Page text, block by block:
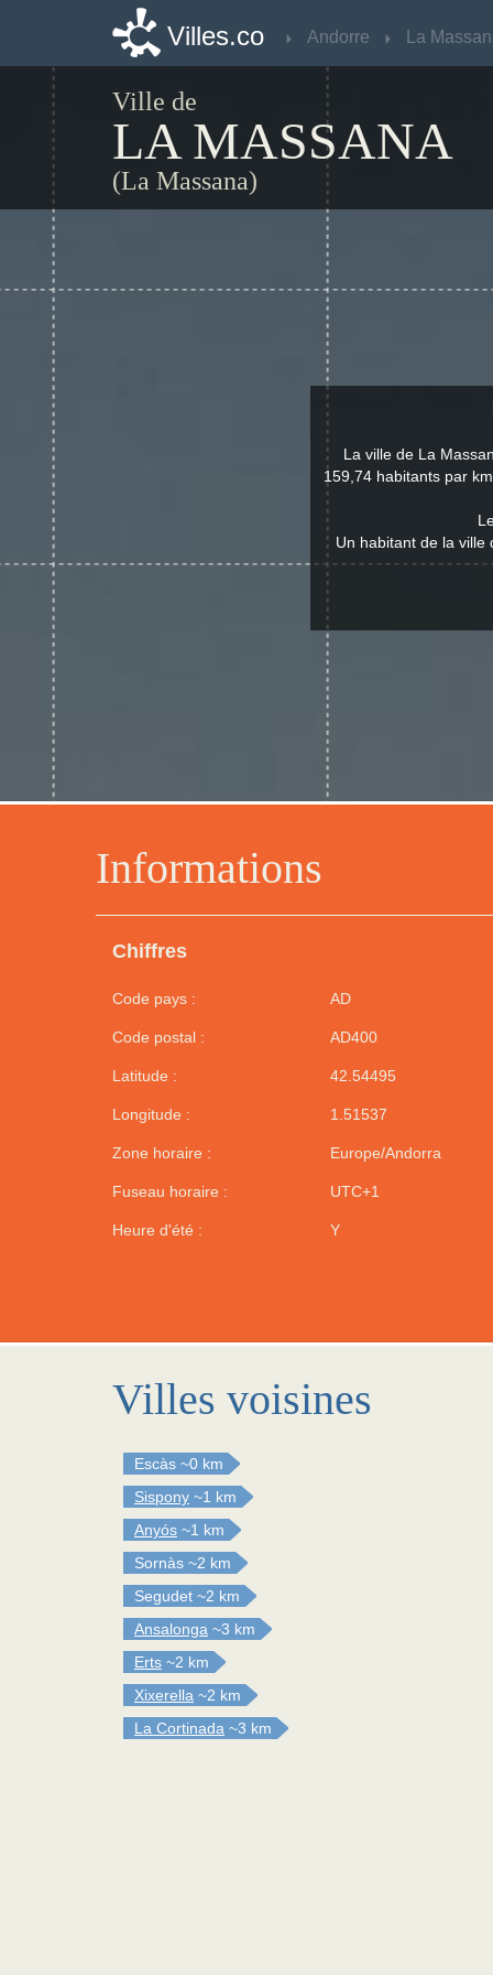
Villes.co Andorre La
Ville de
LA MASSANA
(La Massana)
Informations
Chiffres
Code pays : AD
Code postal : AD400
Latitude : 42.54495
Longitude : 1.51537
Zone horaire : Europe/Andorra
Fuseau horaire : UTC+1
Heure d'été : Y
La ville de La
159,74 habitants par
Un habitant de la ville
Villes voisines
Escàs ~0 km
Sispony ~1 km
Anyós ~1 km
Sornàs ~2 km
Segudet ~2 km
Ansalonga ~3 km
Erts ~2 km
Xixerella ~2 km
La Cortinada ~3 km
Villes.co Andorre La